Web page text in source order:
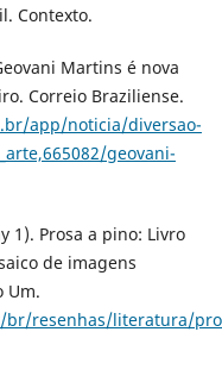
Contexto.
Martins é nova
Correio Braziliense.
app/noticia/diversao-
geovani-
1). Prosa a pino: Livro
de imagens
Um.
resenhas/literatura/